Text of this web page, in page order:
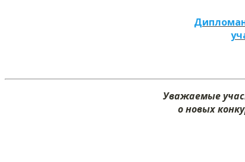
Уважаемые
о новых